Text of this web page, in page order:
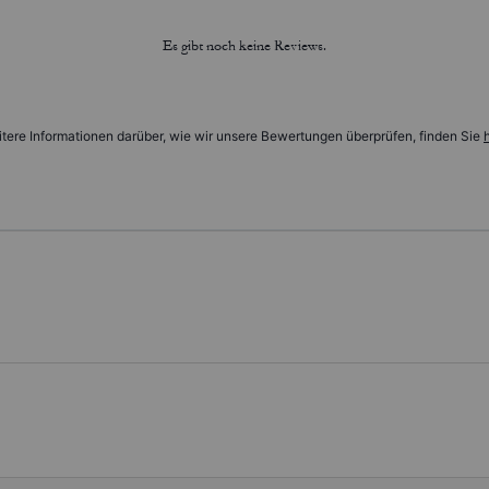
Es gibt noch keine Reviews.
Informationen darüber, wie wir unsere Bewertungen überprüfen, finden Sie